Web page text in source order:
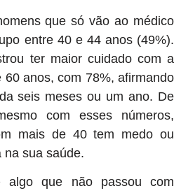
que só vão ao médico
entre 40 e 44 anos (49%).
ter maior cuidado com a
anos, com 78%, afirmando
seis meses ou um ano. De
com esses números,
mais de 40 tem medo ou
na sua saúde.
algo que não passou com